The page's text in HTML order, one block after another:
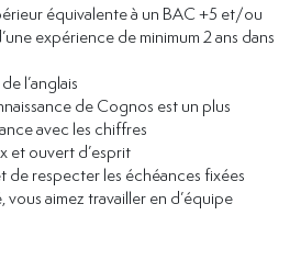
équivalente à un BAC +5 et/ou
expérience de minimum 2 ans dans
l’anglais
de Cognos est un plus
avec les chiffres
et ouvert d’esprit
de respecter les échéances fixées
aimez travailler en d’équipe